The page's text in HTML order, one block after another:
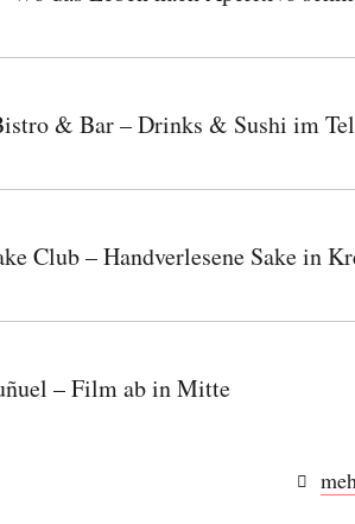
& Bar – Drinks & Sushi im
Club – Handverlesene Sake in
– Film ab in Mitte